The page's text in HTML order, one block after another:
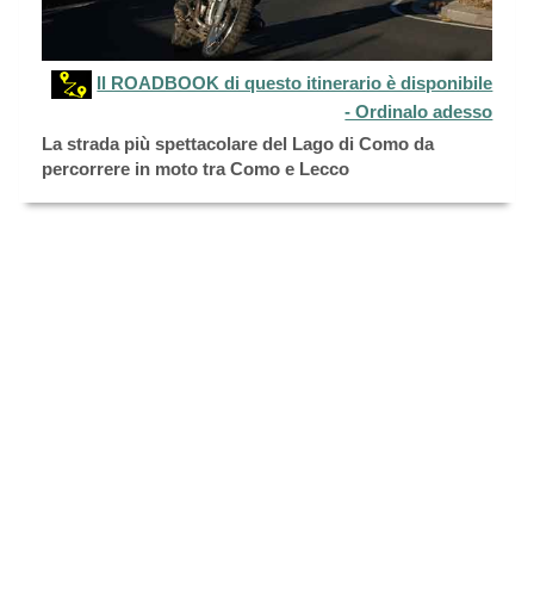
Il ROADBOOK di questo itinerario è disponibile
- Ordinalo adesso
La strada più spettacolare del Lago di Como da
percorrere in moto tra Como e Lecco